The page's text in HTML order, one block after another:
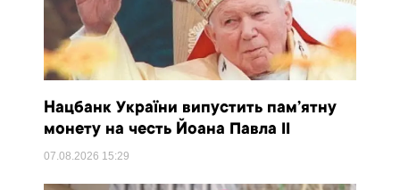
Нацбанк України випустить пам’ятну
монету на честь Йоана Павла II
07.08.2026 15:29